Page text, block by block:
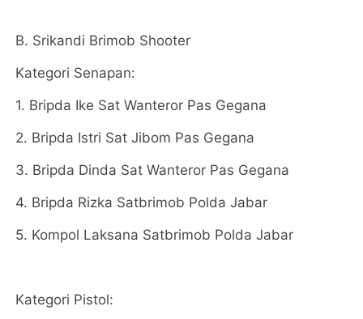
B. Srikandi Brimob Shooter
Kategori Senapan:
1. Bripda Ike Sat Wanteror Pas Gegana
2. Bripda Istri Sat Jibom Pas Gegana
3. Bripda Dinda Sat Wanteror Pas Gegana
4. Bripda Rizka Satbrimob Polda Jabar
5. Kompol Laksana Satbrimob Polda Jabar
Kategori Pistol: